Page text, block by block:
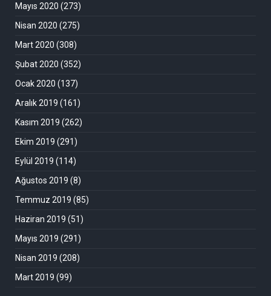
Mayıs 2020 (273)
Nisan 2020 (275)
Mart 2020 (308)
Şubat 2020 (352)
Ocak 2020 (137)
Aralık 2019 (161)
Kasım 2019 (262)
Ekim 2019 (291)
Eylül 2019 (114)
Ağustos 2019 (8)
Temmuz 2019 (85)
Haziran 2019 (51)
Mayıs 2019 (291)
Nisan 2019 (208)
Mart 2019 (99)